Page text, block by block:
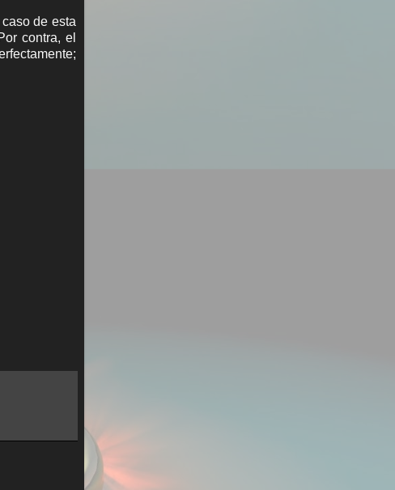
de esta
contra, el